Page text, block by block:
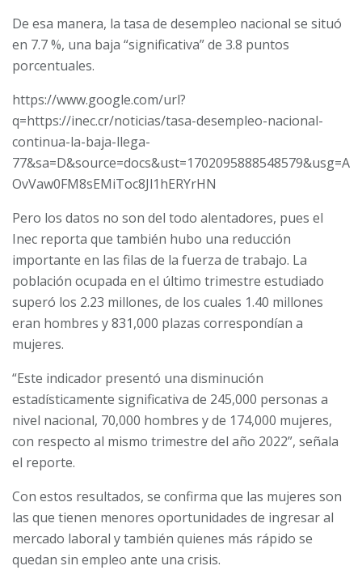
De esa manera, la tasa de desempleo nacional se situó
en 7.7 %, una baja “significativa” de 3.8 puntos
porcentuales.
https://www.google.com/url?
q=https://inec.cr/noticias/tasa-desempleo-nacional-
continua-la-baja-llega-
77&sa=D&source=docs&ust=1702095888548579&usg=A
OvVaw0FM8sEMiToc8Jl1hERYrHN
Pero los datos no son del todo alentadores, pues el
Inec reporta que también hubo una reducción
importante en las filas de la fuerza de trabajo. La
población ocupada en el último trimestre estudiado
superó los 2.23 millones, de los cuales 1.40 millones
eran hombres y 831,000 plazas correspondían a
mujeres.
“Este indicador presentó una disminución
estadísticamente significativa de 245,000 personas a
nivel nacional, 70,000 hombres y de 174,000 mujeres,
con respecto al mismo trimestre del año 2022”, señala
el reporte.
Con estos resultados, se confirma que las mujeres son
las que tienen menores oportunidades de ingresar al
mercado laboral y también quienes más rápido se
quedan sin empleo ante una crisis.